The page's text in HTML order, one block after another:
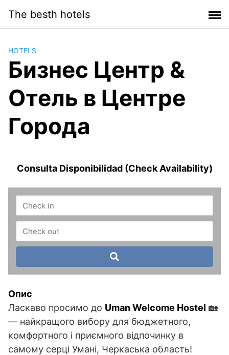
contenido
The besth hotels
HOTELS
Бизнес Центр &
Отель в Центре
Города
Consulta Disponibilidad (Check Availability)
Опис
Ласкаво просимо до Uman Welcome Hostel 🏡
— найкращого вибору для бюджетного,
комфортного і приємного відпочинку в
самому серці Умані, Черкаська область!